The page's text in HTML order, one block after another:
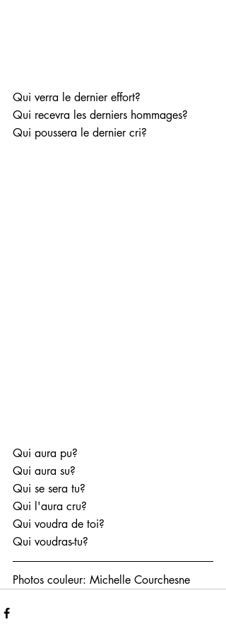
Qui verra le dernier effort?
Qui recevra les derniers hommages?
Qui poussera le dernier cri?
Qui aura pu?
Qui aura su?
Qui se sera tu?
Qui l'aura cru?
Qui voudra de toi?
Qui voudras-tu?
Photos couleur: Michelle Courchesne